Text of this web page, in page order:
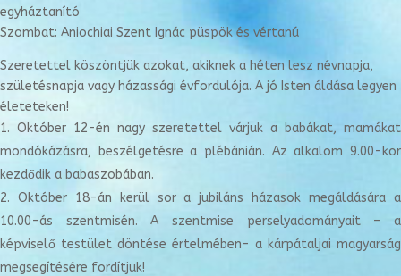
egyháztanító
Szombat: Aniochiai Szent Ignác püspök és vértanú
Szeretettel köszöntjük azokat, akiknek a héten lesz névnapja,
születésnapja vagy házassági évfordulója. A jó Isten áldása legyen
életeteken!
Október 12-én nagy szeretettel várjuk a babákat, mamákat
mondókázásra, beszélgetésre a plébánián. Az alkalom 9.00-kor
kezdődik a babaszobában.
Október 18-án kerül sor a jubiláns házasok megáldására a
10.00-ás szentmisén. A szentmise perselyadományait – a
képviselő testület döntése értelmében- a kárpátaljai magyarság
megsegítésére fordítjuk!